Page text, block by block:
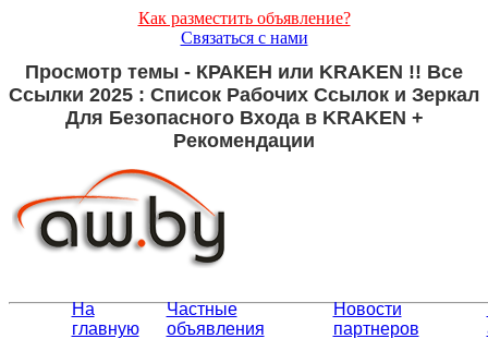
Как разместить объявление?
Связаться с нами
Просмотр темы - КРАКЕН или KRAKEN !! Все
Ссылки 2025 : Список Рабочих Ссылок и Зеркал
Для Безопасного Входа в KRAKEN +
Рекомендации
На
главную
Частные
объявления
Новости
партнеров